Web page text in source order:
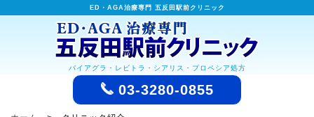
ED・AGA治療専門 五反田駅前クリニック
バイアグラ・レビトラ・シアリス・プロペシア処方
03-3280-0855